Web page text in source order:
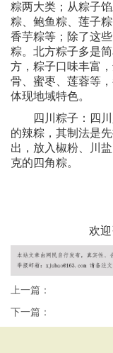
粽两大类；从粽子
粽、鲍鱼粽、莲子
香芋粽等；除了这
粽。北方粽子多是
方，粽子口味丰富
骨、蜜枣、莲蓉等
体现地域特色。
四川粽子：四
的辣粽，其制法是
出，放入椒粉、川
克的四角粽。
欢
上一篇：
下一篇：